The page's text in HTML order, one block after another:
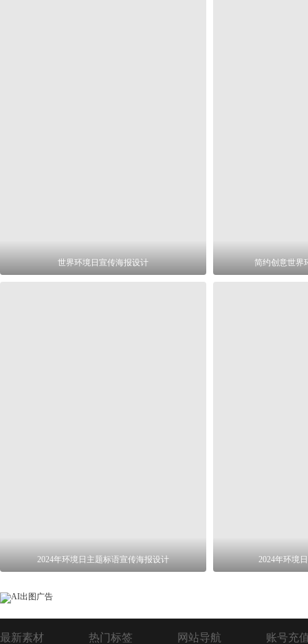
世界环境日宣传海报设计 简约创意世界
2024年环境日主题标语宣传海报设计 2024年环境
最新素材 热门标签 网站导航 账号充